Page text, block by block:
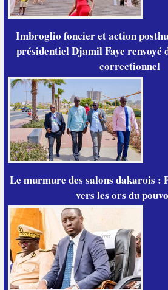
Imbroglio foncier et action
présidentiel Djamil Faye renvoyé
correctionnel
Le murmure des salons dakarois :
vers les ors du